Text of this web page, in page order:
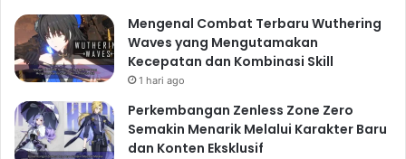
Mengenal Combat Terbaru Wuthering
Waves yang Mengutamakan
Kecepatan dan Kombinasi Skill
1 hari ago
Perkembangan Zenless Zone Zero
Semakin Menarik Melalui Karakter Baru
dan Konten Eksklusif